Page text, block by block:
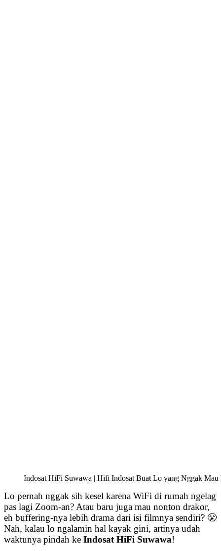
Indosat HiFi Suwawa | Hifi Indosat Buat Lo yang Nggak Mau
Lo pernah nggak sih kesel karena WiFi di rumah ngelag
pas lagi Zoom-an? Atau baru juga mau nonton drakor,
eh buffering-nya lebih drama dari isi filmnya sendiri? 😤
Nah, kalau lo ngalamin hal kayak gini, artinya udah
waktunya pindah ke Indosat HiFi Suwawa!